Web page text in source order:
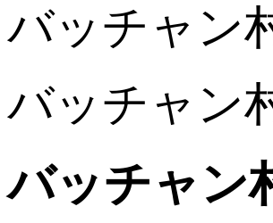
バッチャン
バッチャン
バッチャン